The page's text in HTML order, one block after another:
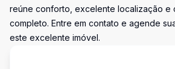
reúne conforto, excelente localização e
completo. Entre em contato e agende
este excelente imóvel.